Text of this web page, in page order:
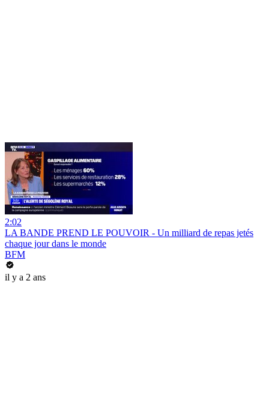
2:02
LA BANDE PREND LE POUVOIR - Un milliard de repas jetés
chaque jour dans le monde
BFM
il y a 2 ans